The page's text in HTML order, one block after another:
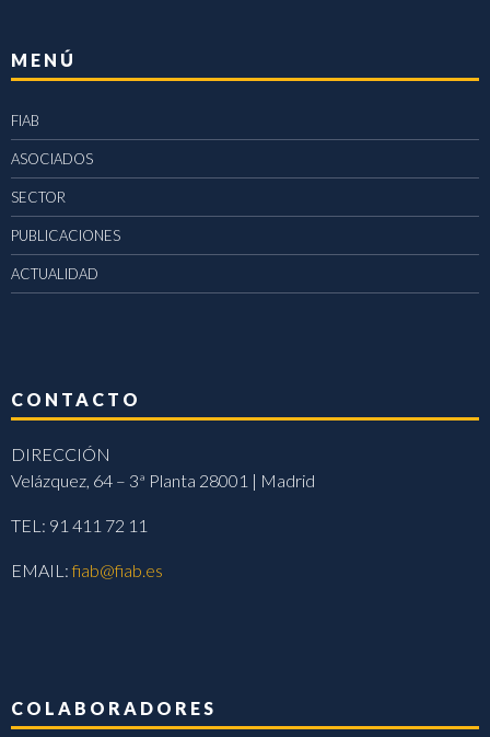
MENÚ
FIAB
ASOCIADOS
SECTOR
PUBLICACIONES
ACTUALIDAD
CONTACTO
DIRECCIÓN
Velázquez, 64 – 3ª Planta 28001 | Madrid
TEL: 91 411 72 11
EMAIL:fiab@fiab.es
COLABORADORES